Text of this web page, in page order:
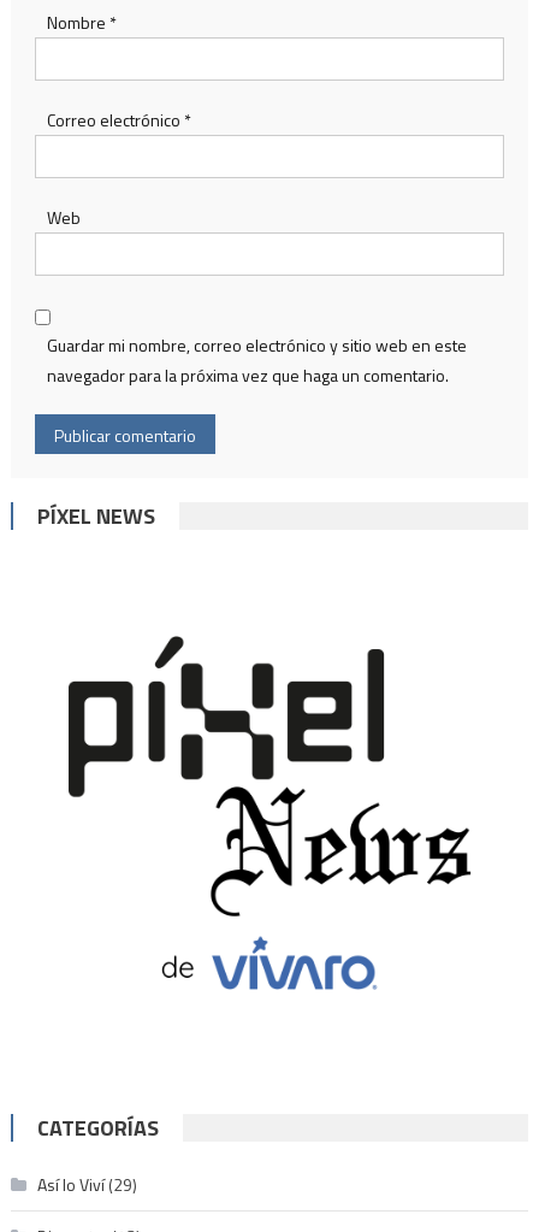
Nombre *
Correo electrónico *
Web
Guardar mi nombre, correo electrónico y sitio web en este
navegador para la próxima vez que haga un comentario.
PÍXEL NEWS
CATEGORÍAS
Así lo Viví(29)